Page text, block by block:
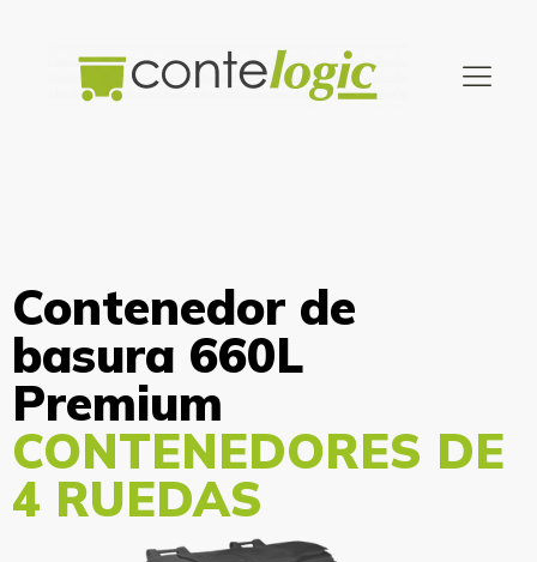
Contenedor de
basura 660L
Premium
CONTENEDORES DE
4 RUEDAS